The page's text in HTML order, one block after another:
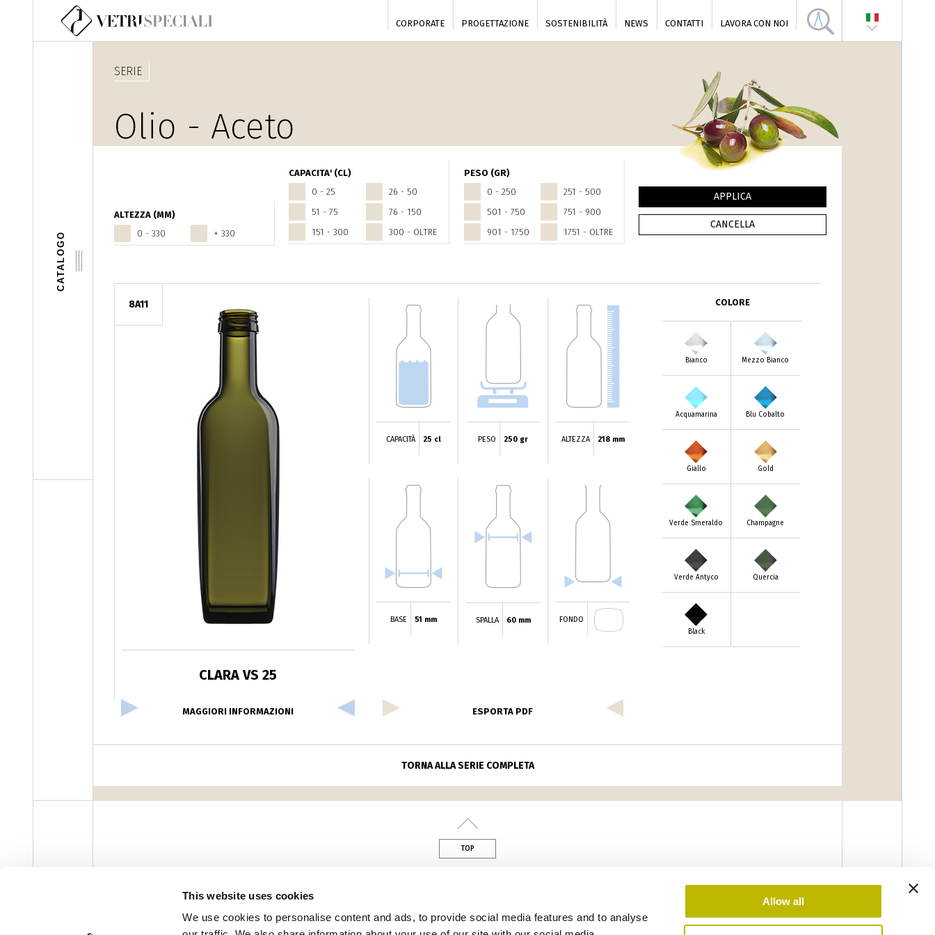
This website uses cookies
We use cookies to personalise content and ads, to provide social media features and to analyse
Allow all
Salta al contenuto principale
CORPORATE PROGETTAZIONE SOSTENIBILITÀ NEWS CONTATTI LAVORA CON NOI
CATALOGO
ALTEZZA (MM)
0 - 330
+ 330
CAPACITA' (CL)
0 - 25
26 - 50
51 - 75
76 - 150
151 - 300
300 - OLTRE
PESO (GR)
0 - 250
251 - 500
501 - 750
751 - 900
901 - 1750
1751 - OLTRE
SERIE
Olio - Aceto
8A11
CLARA VS 25
CAPACITÀ 25 cl PESO 250 gr ALTEZZA 218 mm
BASE 51 mm SPALLA 60 mm FONDO
COLORE
Bianco Mezzo Bianco
Acquamarina Blu Cobalto
Giallo Gold
Verde Smeraldo Champagne
Verde Antyco Quercia
Black
MAGGIORI INFORMAZIONI ESPORTA PDF
TORNA ALLA SERIE COMPLETA
TOP